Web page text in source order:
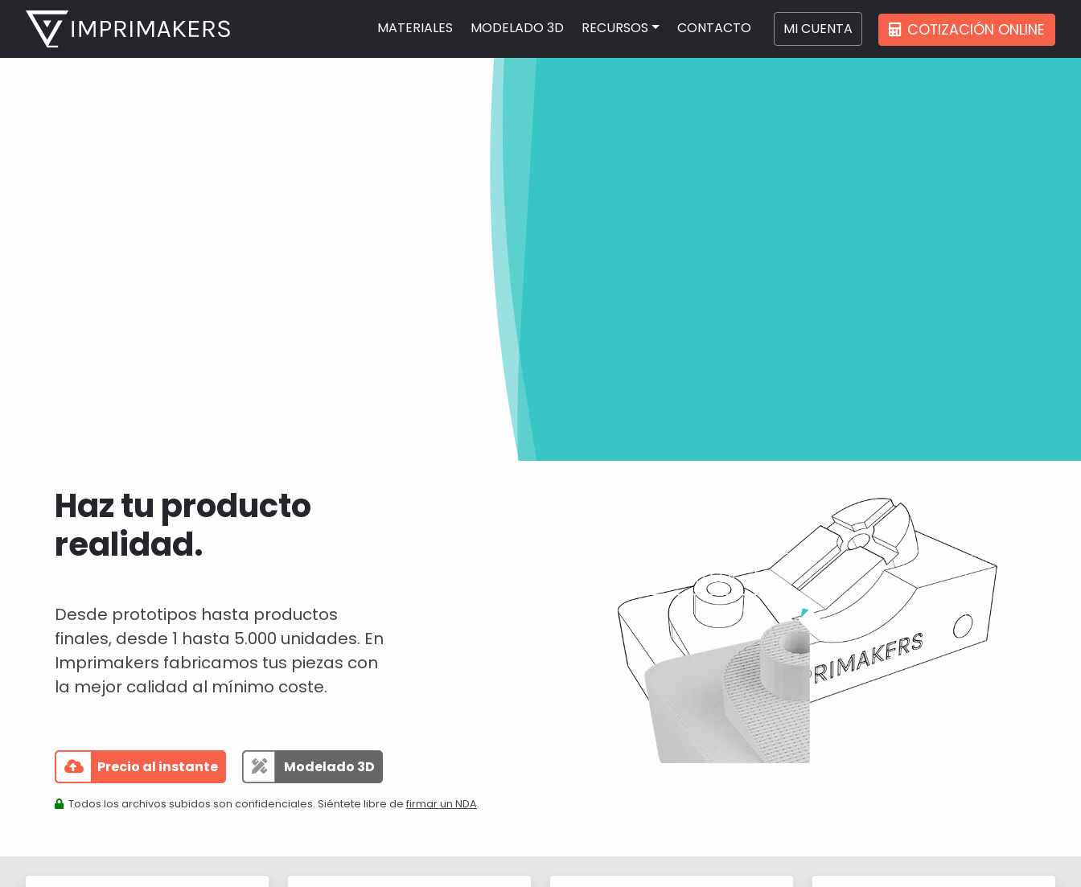
MATERIALES MODELADO 3D RECURSOS CONTACTO MI CUENTA COTIZACIÓN ONLINE
Haz tu producto
realidad.
Desde prototipos hasta productos
finales, desde 1 hasta 5.000 unidades. En
Imprimakers fabricamos tus piezas con
la mejor calidad al mínimo coste.
Precio al instante Modelado 3D
Todos los archivos subidos son confidenciales. Siéntete libre de firmar un NDA.